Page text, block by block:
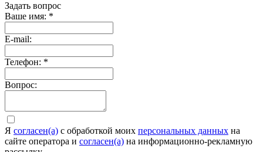
Задать вопрос
Ваше имя: *
E-mail:
Телефон: *
Вопрос:
Я согласен(а) c обработкой моих персональных данных на
сайте оператора и согласен(а) на информационно-рекламную